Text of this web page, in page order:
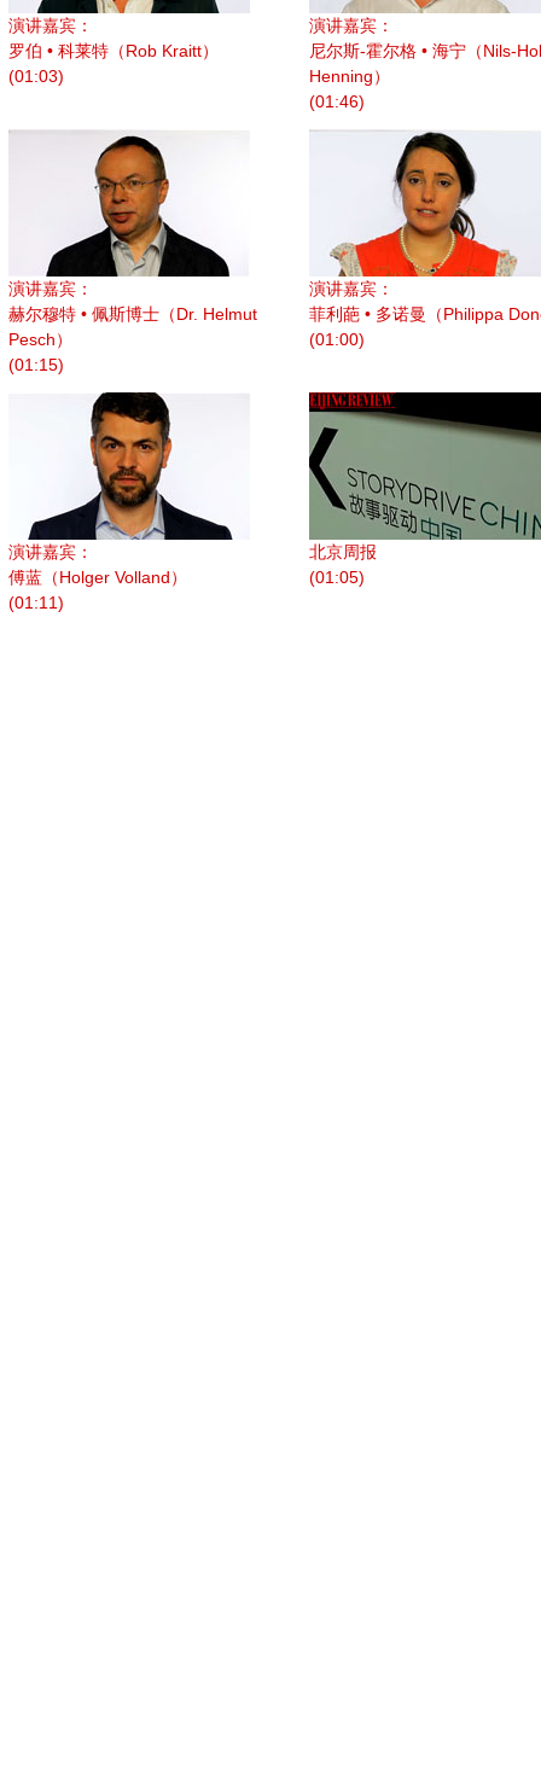
演讲嘉宾：
罗伯 • 科莱特（Rob Kraitt）
(01:03)
演讲嘉宾：
尼尔斯-霍尔格 • 海宁（Nils-
Henning）
(01:46)
演讲嘉宾：
赫尔穆特 • 佩斯博士（Dr. Helmut
Pesch）
(01:15)
演讲嘉宾：
菲利葩 • 多诺曼（Philippa
(01:00)
演讲嘉宾：
傅蓝（Holger Volland）
(01:11)
北京周报
(01:05)